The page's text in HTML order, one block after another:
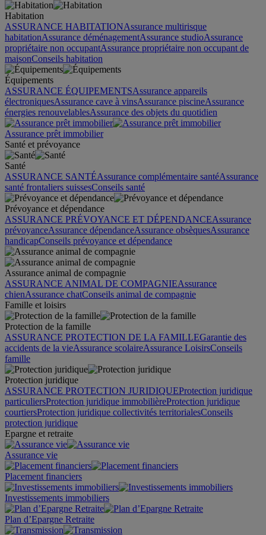
Habitation
ASSURANCE HABITATIONAssurance multirisque
habitationAssurance déménagementAssurance studioAssurance
propriétaire non occupantAssurance propriétaire non occupant de
maisonConseils habitation
Équipements
ASSURANCE ÉQUIPEMENTSAssurance appareils
électroniquesAssurance cave à vinsAssurance piscineAssurance
énergies renouvelablesAssurance des objets du quotidien
Assurance prêt immobilier
Santé et prévoyance
Santé
ASSURANCE SANTÉAssurance complémentaire santéAssurance
santé frontaliers suissesConseils santé
Prévoyance et dépendance
ASSURANCE PRÉVOYANCE ET DÉPENDANCEAssurance
prévoyanceAssurance dépendanceAssurance obsèquesAssurance
handicapConseils prévoyance et dépendance
Assurance animal de compagnie
ASSURANCE ANIMAL DE COMPAGNIEAssurance
chienAssurance chatConseils animal de compagnie
Famille et loisirs
Protection de la famille
ASSURANCE PROTECTION DE LA FAMILLEGarantie des
accidents de la vieAssurance scolaireAssurance LoisirsConseils
famille
Protection juridique
ASSURANCE PROTECTION JURIDIQUEProtection juridique
particuliersProtection juridique immobilièreProtection juridique
courtiersProtection juridique collectivités territorialesConseils
protection juridique
Epargne et retraite
Assurance vie
Placement financiers
Investissements immobiliers
Plan d’Epargne Retraite